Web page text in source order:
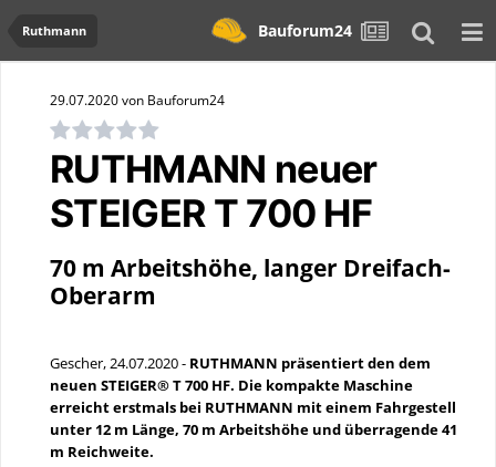
Ruthmann Bauforum24
29.07.2020 von Bauforum24
RUTHMANN neuer
STEIGER T 700 HF
70 m Arbeitshöhe, langer Dreifach-
Oberarm
Gescher, 24.07.2020 - RUTHMANN präsentiert den dem
neuen STEIGER® T 700 HF. Die kompakte Maschine
erreicht erstmals bei RUTHMANN mit einem Fahrgestell
unter 12 m Länge, 70 m Arbeitshöhe und überragende 41
m Reichweite.